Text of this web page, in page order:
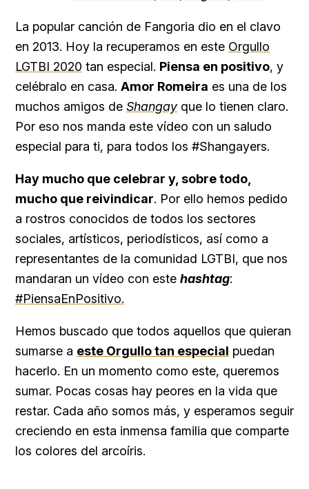
La popular canción de Fangoria dio en el clavo
en 2013. Hoy la recuperamos en este Orgullo
LGTBI 2020 tan especial. Piensa en positivo, y
celébralo en casa. Amor Romeira es una de los
muchos amigos de Shangay que lo tienen claro.
Por eso nos manda este vídeo con un saludo
especial para ti, para todos los #Shangayers.
Hay mucho que celebrar y, sobre todo,
mucho que reivindicar. Por ello hemos pedido
a rostros conocidos de todos los sectores
sociales, artísticos, periodísticos, así como a
representantes de la comunidad LGTBI, que nos
mandaran un vídeo con este hashtag:
#PiensaEnPositivo.
Hemos buscado que todos aquellos que quieran
sumarse a este Orgullo tan especial puedan
hacerlo. En un momento como este, queremos
sumar. Pocas cosas hay peores en la vida que
restar. Cada año somos más, y esperamos seguir
creciendo en esta inmensa familia que comparte
los colores del arcoíris.